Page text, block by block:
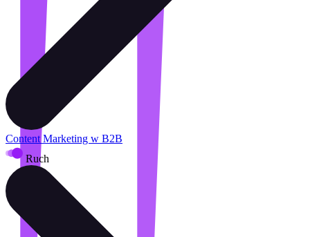
Content Marketing w B2B
Ruch